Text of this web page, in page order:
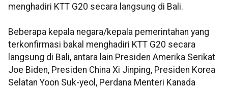
menghadiri KTT G20 secara langsung di Bali.
Beberapa kepala negara/kepala pemerintahan yang
terkonfirmasi bakal menghadiri KTT G20 secara
langsung di Bali, antara lain Presiden Amerika Serikat
Joe Biden, Presiden China Xi Jinping, Presiden Korea
Selatan Yoon Suk-yeol, Perdana Menteri Kanada